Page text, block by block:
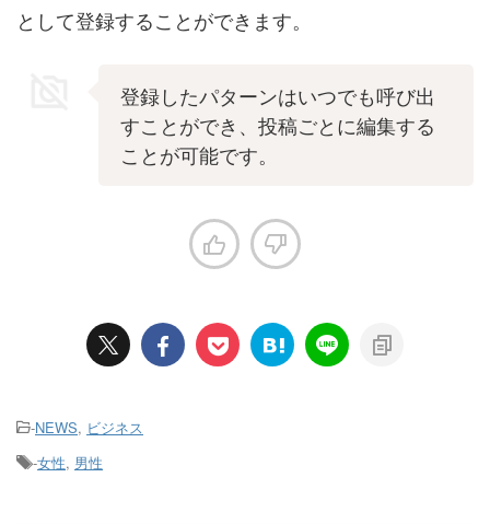
として登録することができます。
登録したパターンはいつでも呼び出
すことができ、投稿ごとに編集する
ことが可能です。
-NEWS, ビジネス
-女性, 男性